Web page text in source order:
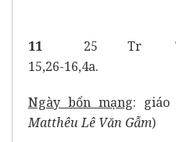
11 25 Tr Thứ
15,26-16,4a.
Ngày bổn mạng:
Matthêu Lê Văn Gẫm)